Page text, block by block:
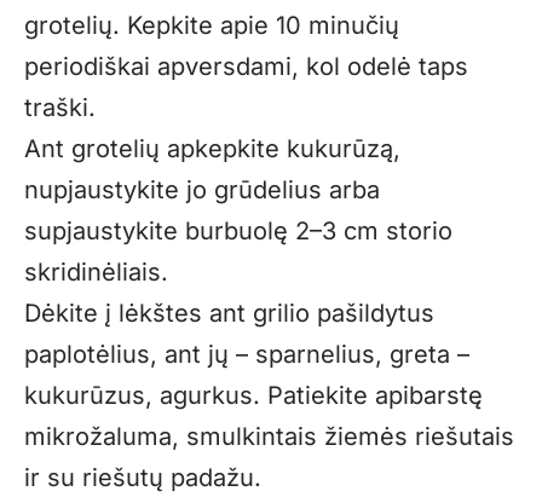
grotelių. Kepkite apie 10 minučių
periodiškai apversdami, kol odelė taps
traški.
Ant grotelių apkepkite kukurūzą,
nupjaustykite jo grūdelius arba
supjaustykite burbuolę 2–3 cm storio
skridinėliais.
Dėkite į lėkštes ant grilio pašildytus
paplotėlius, ant jų – sparnelius, greta –
kukurūzus, agurkus. Patiekite apibarstę
mikrožaluma, smulkintais žiemės riešutais
ir su riešutų padažu.